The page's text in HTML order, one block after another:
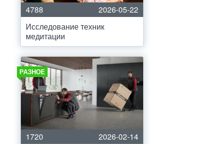
4788
2026-05-22
Исследование техник
медитации
РАЗНОЕ
1720
2026-02-14